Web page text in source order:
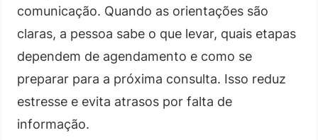
comunicação. Quando as orientações são
claras, a pessoa sabe o que levar, quais etapas
dependem de agendamento e como se
preparar para a próxima consulta. Isso reduz
estresse e evita atrasos por falta de
informação.